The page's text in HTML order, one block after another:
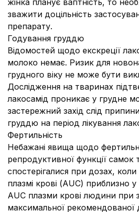
жінка планує вагітність, то
зважити доцільність
препарату.
Годування груддю
Відомостей щодо екскреції
молоко немає. Ризик для
грудного віку не може бути
Дослідження на тваринах
лакосамід проникає у грудне
застережний захід слід
груддю на період лікування
Фертильність
Небажані явища щодо
репродуктивної функції самок
спостерігалися при дозах,
плазмі крові (AUC) приблизно
AUC плазми крові людини при
максимальної рекомендованої